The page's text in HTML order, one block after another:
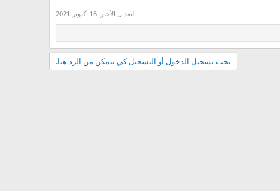
التعديل الأخير: 16 أكتوبر 2021
يجب تسجيل الدخول أو التسجيل كي تتمكن من الرد هنا.